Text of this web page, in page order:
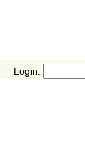
Login: